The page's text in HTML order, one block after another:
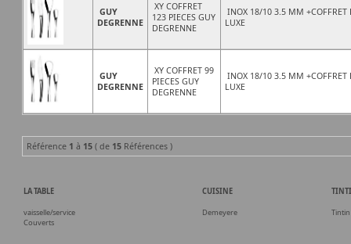
GUY
DEGRENNE
XY COFFRET
123 PIECES GUY
DEGRENNE
INOX 18/10 3.5 MM +COFFRET
LUXE
GUY
DEGRENNE
XY COFFRET 99
PIECES GUY
DEGRENNE
INOX 18/10 3.5 MM +COFFRET
LUXE
Référence 1 à 15 ( de 15 Références )
LA TABLE
vaisselle/service
Couverts
CUISINE
Demeyere Tintin